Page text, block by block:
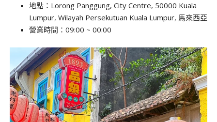
地點：Lorong Panggung, City Centre, 50000 Kuala
Lumpur, Wilayah Persekutuan Kuala Lumpur, 馬來西亞
營業時間：09:00 ~ 00:00